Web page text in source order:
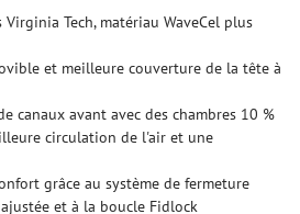
Tech, matériau WaveCel plus
et meilleure couverture de la tête à
canaux avant avec des chambres 10 %
circulation de l'air et une
grâce au système de fermeture
et à la boucle Fidlock